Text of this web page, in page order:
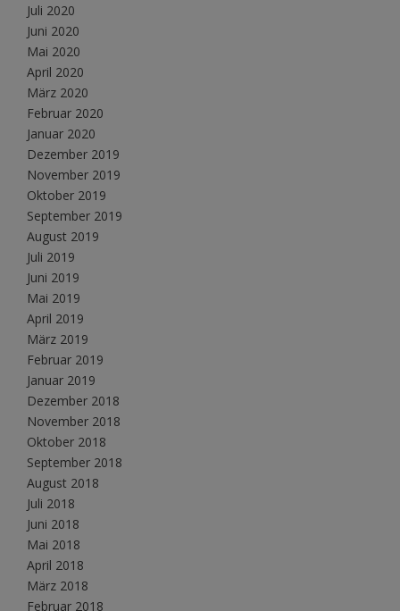
Juli 2020
Juni 2020
Mai 2020
April 2020
März 2020
Februar 2020
Januar 2020
Dezember 2019
November 2019
Oktober 2019
September 2019
August 2019
Juli 2019
Juni 2019
Mai 2019
April 2019
März 2019
Februar 2019
Januar 2019
Dezember 2018
November 2018
Oktober 2018
September 2018
August 2018
Juli 2018
Juni 2018
Mai 2018
April 2018
März 2018
Februar 2018